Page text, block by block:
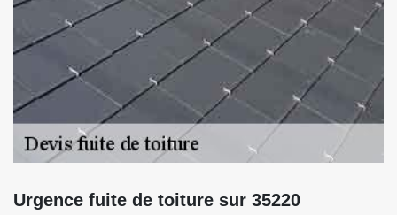
Urgence fuite de toiture sur 35220